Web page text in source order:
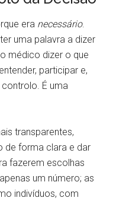
era necessário.
uma palavra a dizer
médico dizer o que
participar e,
É uma
transparentes,
de forma clara e dar
fazerem escolhas
um número; as
indivíduos, com